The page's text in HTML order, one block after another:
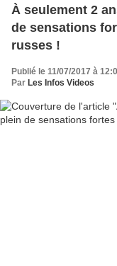
À seulement 2
de sensations
russes !
Publié le 11/07/2017 à
Par Les Infos Videos